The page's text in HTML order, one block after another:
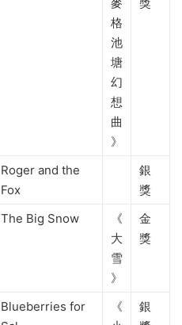
格
池
塘
幻
想
曲
》
Roger and the
Fox
銀
獎
The Big Snow
《
大
雪
》
金
獎
Blueberries for
《
銀